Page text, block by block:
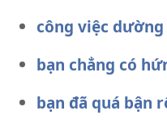
công việc
bạn chẳng có
bạn đã quá bận